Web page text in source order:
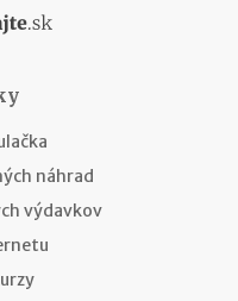
náhrad
výdavkov